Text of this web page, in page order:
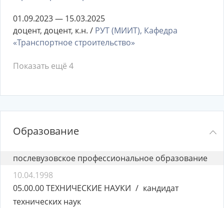
01.09.2023 — 15.03.2025
доцент, доцент, к.н. / РУТ (МИИТ), Кафедра
«Транспортное строительство»
Показать ещё 4
Образование
послевузовское профессиональное образование
10.04.1998
05.00.00 ТЕХНИЧЕСКИЕ НАУКИ
кандидат
технических наук